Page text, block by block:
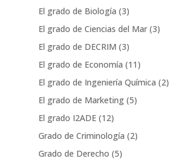
El grado de Biología (3)
El grado de Ciencias del Mar(3)
El grado de DECRIM (3)
El grado de Economía (11)
El grado de Ingeniería Química (2)
El grado de Marketing(5)
El grado I2ADE(12)
Grado de Criminología (2)
Grado de Derecho (5)